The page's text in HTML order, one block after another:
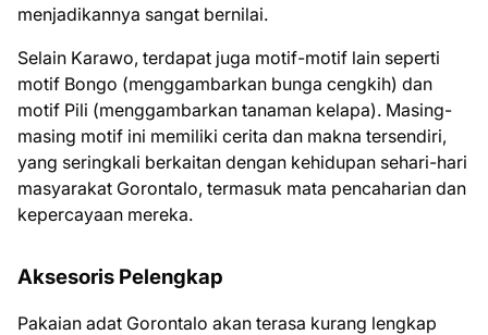
menjadikannya sangat bernilai.
Selain Karawo, terdapat juga motif-motif lain seperti
motif Bongo (menggambarkan bunga cengkih) dan
motif Pili (menggambarkan tanaman kelapa). Masing-
masing motif ini memiliki cerita dan makna tersendiri,
yang seringkali berkaitan dengan kehidupan sehari-hari
masyarakat Gorontalo, termasuk mata pencaharian dan
kepercayaan mereka.
Aksesoris Pelengkap
Pakaian adat Gorontalo akan terasa kurang lengkap